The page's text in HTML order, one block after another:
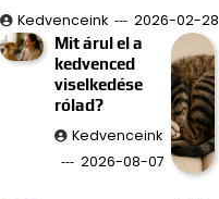
Kedvenceink
2026-02-28
Mit árul el a
kedvenced
viselkedése
rólad?
Kedvenceink
2026-08-07